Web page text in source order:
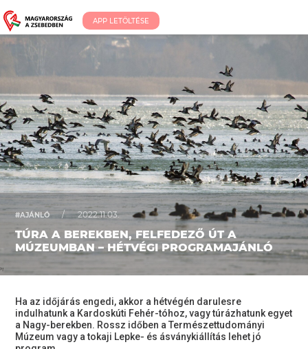
APP LETÖLTÉSE
#AJÁNLÓ / 2022.11.03.
TÚRA A BEREKBEN, FELFEDEZŐ ÚT A
MÚZEUMBAN – HÉTVÉGI PROGRAMAJÁNLÓ
Ha az időjárás engedi, akkor a hétvégén darulesre
indulhatunk a Kardoskúti Fehér-tóhoz, vagy túrázhatunk egyet
a Nagy-berekben. Rossz időben a Természettudományi
Múzeum vagy a tokaji Lepke- és ásványkiállítás lehet jó